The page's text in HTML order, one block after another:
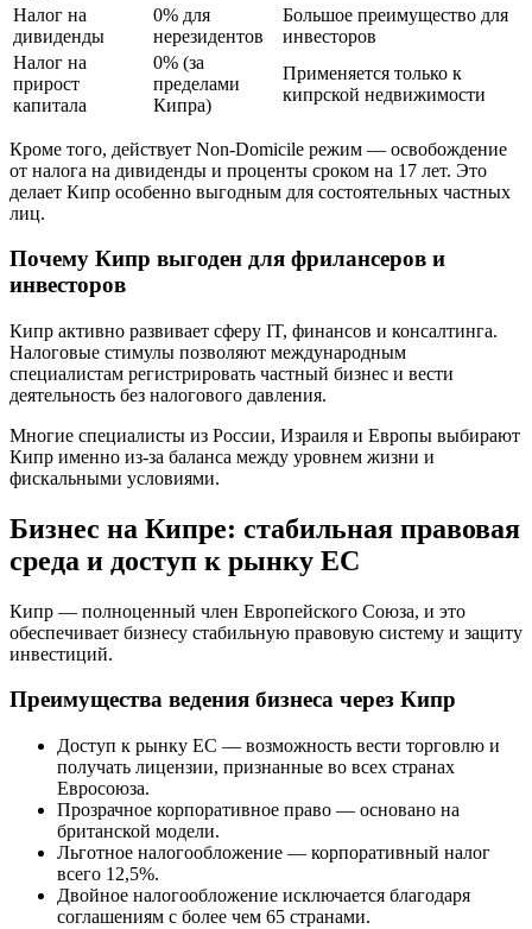
Налог на
дивиденды
0% для
нерезидентов
Большое преимущество для
инвесторов
Налог на
прирост
капитала
0% (за
пределами
Кипра)
Применяется только к
кипрской недвижимости
Кроме того, действует Non-Domicile режим — освобождение
от налога на дивиденды и проценты сроком на 17 лет. Это
делает Кипр особенно выгодным для состоятельных частных
лиц.
Почему Кипр выгоден для фрилансеров и
инвесторов
Кипр активно развивает сферу IT, финансов и консалтинга.
Налоговые стимулы позволяют международным
специалистам регистрировать частный бизнес и вести
деятельность без налогового давления.
Многие специалисты из России, Израиля и Европы выбирают
Кипр именно из-за баланса между уровнем жизни и
фискальными условиями.
Бизнес на Кипре: стабильная правовая
среда и доступ к рынку ЕС
Кипр — полноценный член Европейского Союза, и это
обеспечивает бизнесу стабильную правовую систему и защиту
инвестиций.
Преимущества ведения бизнеса через Кипр
Доступ к рынку ЕС — возможность вести торговлю и
получать лицензии, признанные во всех странах
Евросоюза.
Прозрачное корпоративное право — основано на
британской модели.
Льготное налогообложение — корпоративный налог
всего 12,5%.
Двойное налогообложение исключается благодаря
соглашениям с более чем 65 странами.